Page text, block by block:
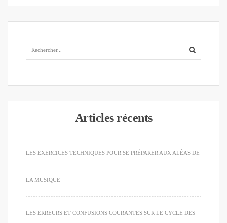
Articles récents
LES EXERCICES TECHNIQUES POUR SE PRÉPARER AUX ALÉAS DE
LA MUSIQUE
LES ERREURS ET CONFUSIONS COURANTES SUR LE CYCLE DES